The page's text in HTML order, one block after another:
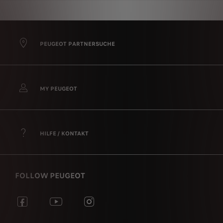
PEUGEOT PARTNERSUCHE
MY PEUGEOT
HILFE / KONTAKT
FOLLOW PEUGEOT